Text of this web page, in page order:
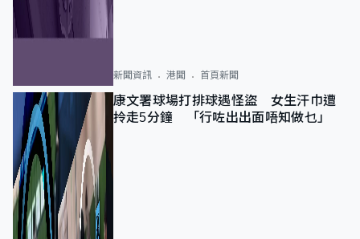
新聞資訊 港聞 首頁新聞
康文署球場打排球遇怪盜 女生汗巾遭
拎走5分鐘 「行咗出出面唔知做乜」